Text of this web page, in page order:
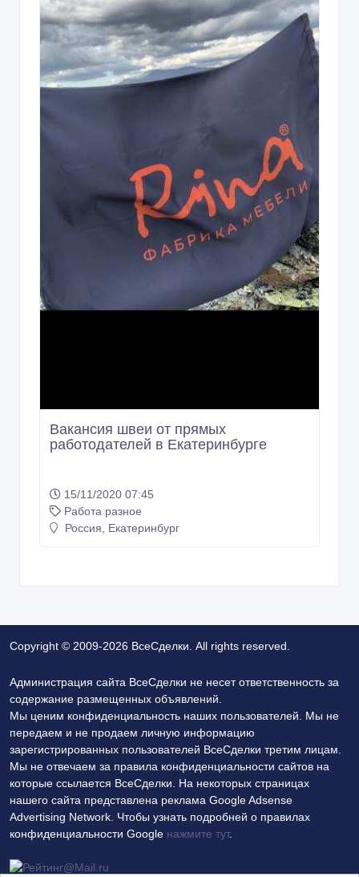
Вакансия швеи от прямых
работодателей в Екатеринбурге
15/11/2020 07:45
Работа разное
Россия, Екатеринбург
Copyright © 2009-2026 ВсеСделки. All rights reserved.
Администрация сайта ВсеСделки не несет ответственность за
содержание размещенных объявлений.
Мы ценим конфиденциальность наших пользователей. Мы не
передаем и не продаем личную информацию
зарегистрированных пользователей ВсеСделки третим лицам.
Мы не отвечаем за правила конфиденциальности сайтов на
которые ссылается ВсеСделки. На некоторых страницах
нашего сайта представлена реклама Google Adsense
Advertising Network. Чтобы узнать подробней о правилах
конфиденциальности Google нажмите тут.